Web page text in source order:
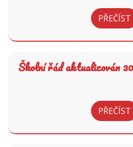
PŘEČÍST
Školní řád aktualizován
PŘEČÍST